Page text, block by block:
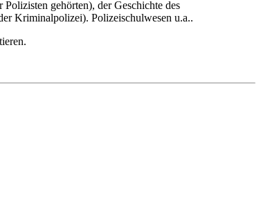
gehörten), der Geschichte des
Kriminalpolizei). Polizeischulwesen u.a..